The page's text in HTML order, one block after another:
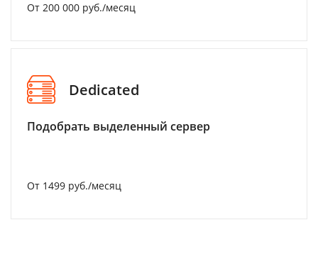
От 200 000 руб./месяц
Dedicated
Подобрать выделенный сервер
От 1499 руб./месяц